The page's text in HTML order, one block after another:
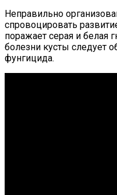
Неправильно
спровоцировать
поражает серая и белая
болезни кусты следует
фунгицида.